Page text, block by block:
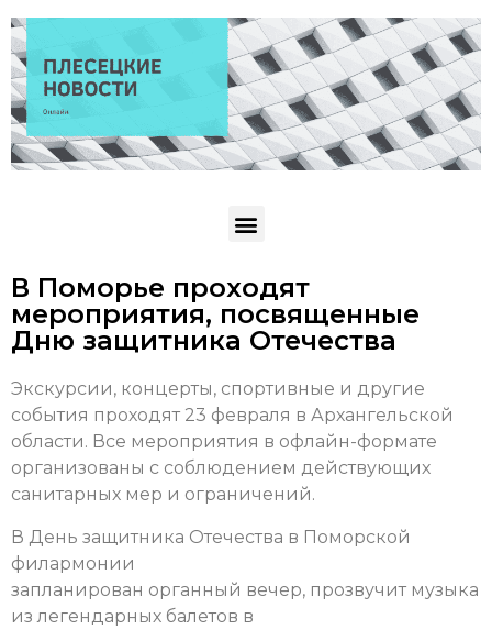
В Поморье проходят
мероприятия, посвященные
Дню защитника Отечества
Экскурсии, концерты, спортивные и другие
события проходят 23 февраля в Архангельской
области. Все мероприятия в офлайн-формате
организованы с соблюдением действующих
санитарных мер и ограничений.
В День защитника Отечества в Поморской
филармонии
запланирован органный вечер, прозвучит музыка
из легендарных балетов в